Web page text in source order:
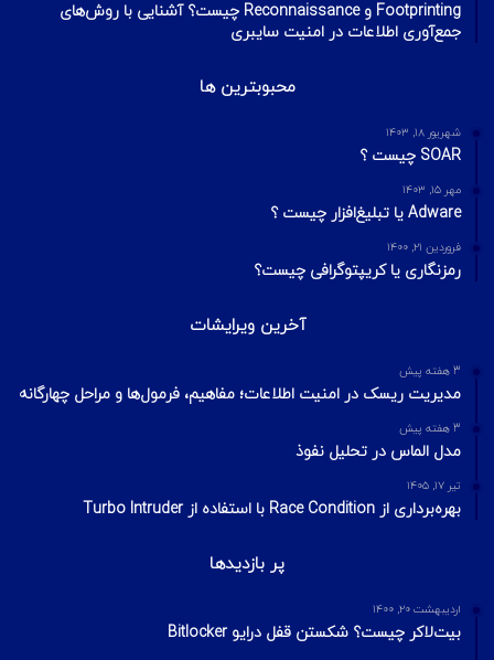
Footprinting و Reconnaissance چیست؟ آشنایی با روش‌های
جمع‌آوری اطلاعات در امنیت سایبری
محبوبترین ها
شهریور ۱۸, ۱۴۰۳
SOAR چیست ؟
مهر ۱۵, ۱۴۰۳
Adware یا تبلیغ‌افزار چیست ؟
فروردین ۲۱, ۱۴۰۰
رمزنگاری یا کریپتوگرافی چیست؟
آخرین ویرایشات
3 هفته پیش
مدیریت ریسک در امنیت اطلاعات؛ مفاهیم، فرمول‌ها و مراحل چهارگانه
3 هفته پیش
مدل الماس در تحلیل نفوذ
تیر ۱۷, ۱۴۰۵
بهره‌برداری از Race Condition با استفاده از Turbo Intruder
پر بازدیدها
اردیبهشت ۲۰, ۱۴۰۰
بیت‌لاکر چیست؟ شکستن قفل درایو Bitlocker